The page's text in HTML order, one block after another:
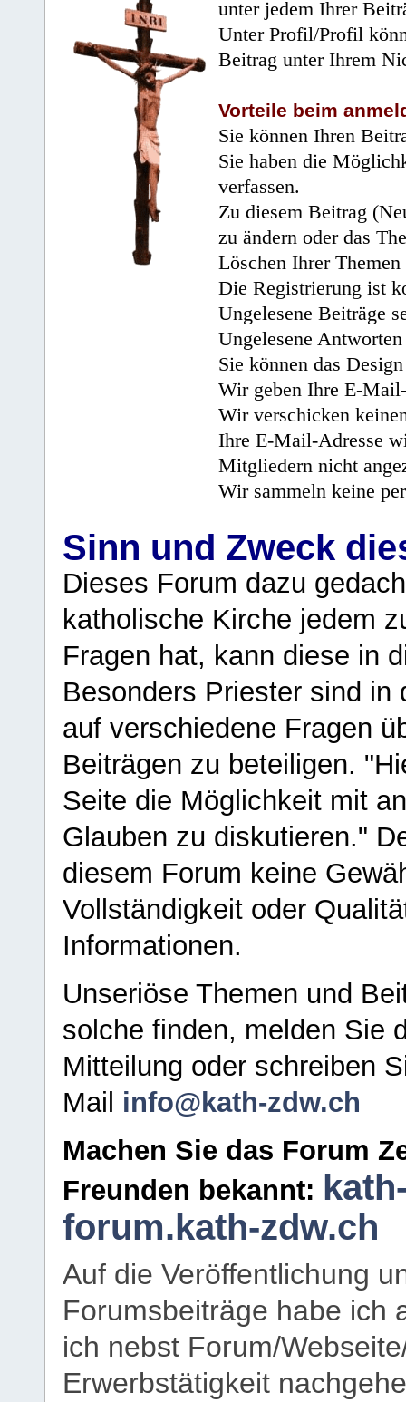
unter jedem Ihrer
Unter Profil/Profil
Beitrag unter Ihrem
Vorteile beim
Sie können Ihren
Sie haben die
verfassen.
Zu diesem Beitrag
zu ändern oder das
Löschen Ihrer
Die Registrierung ist
Ungelesene Beiträge
Ungelesene
Sie können das
Wir geben Ihre E-
Wir verschicken
Ihre E-Mail-Adresse
Mitgliedern nicht
Wir sammeln keine
Sinn und Zweck
Dieses Forum dazu
katholische Kirche jedem
Fragen hat, kann diese in
Besonders Priester sind in
auf verschiedene Fragen
Beiträgen zu beteiligen.
Seite die Möglichkeit mit
Glauben zu diskutieren."
diesem Forum keine
Vollständigkeit oder
Informationen.
Unseriöse Themen und
solche finden, melden Sie
Mitteilung oder schreiben
Mail info@kath-zdw.ch
Machen Sie das Forum
Freunden bekannt:
forum.kath-zdw.ch
Auf die Veröffentlichung
Forumsbeiträge habe ich
ich nebst Forum/
Erwerbstätigkeit